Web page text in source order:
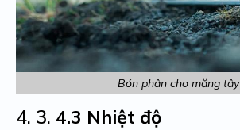
Bón phân cho măng tây
4. 3. 4.3 Nhiệt độ